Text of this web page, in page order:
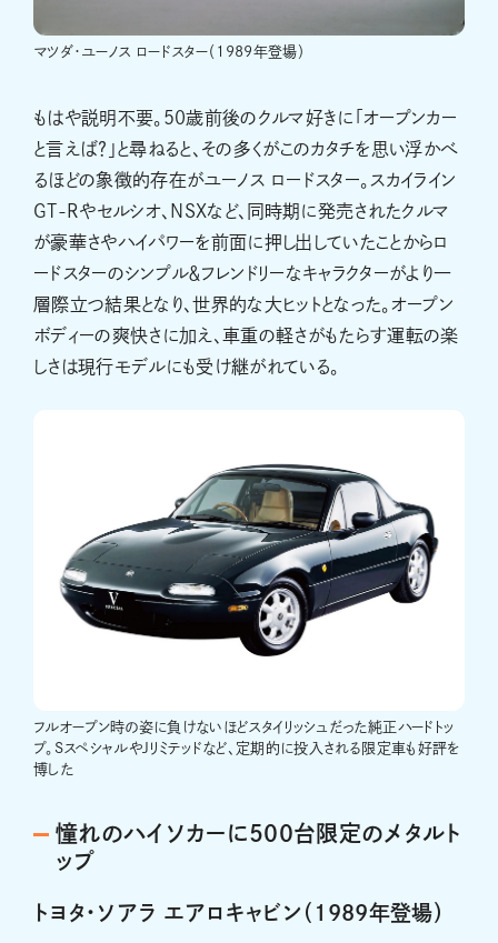
マツダ・ユーノス ロードスター（1989年登場）
もはや説明不要。50歳前後のクルマ好きに「オープンカー
と言えば？」と尋ねると、その多くがこのカタチを思い浮かべ
るほどの象徴的存在がユーノス ロードスター。スカイライン
GT-Rやセルシオ、NSXなど、同時期に発売されたクルマ
が豪華さやハイパワーを前面に押し出していたことからロ
ードスターのシンプル＆フレンドリーなキャラクターがより一
層際立つ結果となり、世界的な大ヒットとなった。オープン
ボディーの爽快さに加え、車重の軽さがもたらす運転の楽
しさは現行モデルにも受け継がれている。
フルオープン時の姿に負けないほどスタイリッシュだった純正ハードトッ
プ。SスペシャルやJリミテッドなど、定期的に投入される限定車も好評を
博した
憧れのハイソカーに500台限定のメタルト
ップ
トヨタ・ソアラ エアロキャビン（1989年登場）